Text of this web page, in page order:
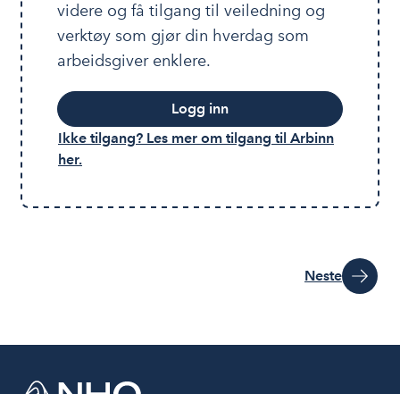
videre og få tilgang til veiledning og
verktøy som gjør din hverdag som
arbeidsgiver enklere.
Logg inn
Ikke tilgang? Les mer om tilgang til Arbinn
her.
Neste